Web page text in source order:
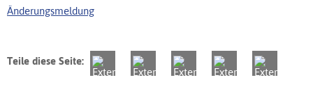
Änderungsmeldung
Teile diese Seite: